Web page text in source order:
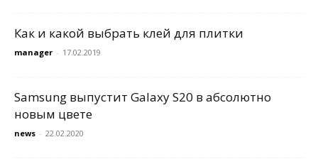
Как и какой выбрать клей для плитки
manager - 17.02.2019
Samsung выпустит Galaxy S20 в абсолютно
новым цвете
news - 22.02.2020